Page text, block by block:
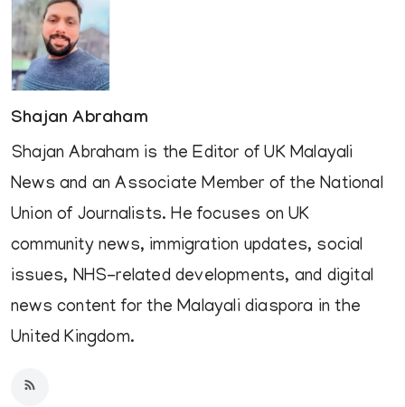
Shajan Abraham
Shajan Abraham is the Editor of UK Malayali
News and an Associate Member of the National
Union of Journalists. He focuses on UK
community news, immigration updates, social
issues, NHS-related developments, and digital
news content for the Malayali diaspora in the
United Kingdom.